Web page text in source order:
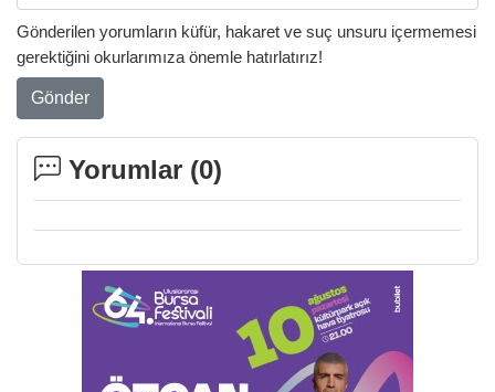
Gönderilen yorumların küfür, hakaret ve suç unsuru içermemesi
gerektiğini okurlarımıza önemle hatırlatırız!
Gönder
Yorumlar (0)